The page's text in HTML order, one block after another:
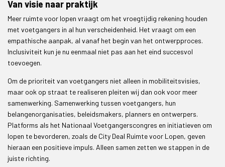
Van visie naar praktijk
Meer ruimte voor lopen vraagt om het vroegtijdig rekening houden
met voetgangers in al hun verscheidenheid. Het vraagt om een
empathische aanpak, al vanaf het begin van het ontwerpproces.
Inclusiviteit kun je nu eenmaal niet pas aan het eind succesvol
toevoegen.
Om de prioriteit van voetgangers niet alleen in mobiliteitsvisies,
maar ook op straat te realiseren pleiten wij dan ook voor meer
samenwerking. Samenwerking tussen voetgangers, hun
belangenorganisaties, beleidsmakers, planners en ontwerpers.
Platforms als het Nationaal Voetgangerscongres en initiatieven om
lopen te bevorderen, zoals de City Deal Ruimte voor Lopen, geven
hieraan een positieve impuls. Alleen samen zetten we stappen in de
juiste richting.